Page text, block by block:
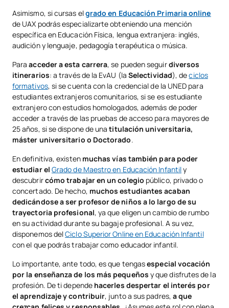
Asimismo, si cursas elgrado en Educación Primaria online
de UAX podrás especializarte obteniendo una mención
específica en Educación Física, lengua extranjera: inglés,
audición y lenguaje, pedagogía terapéutica o música.
Paraacceder a esta carrera, se pueden seguirdiversos
itinerarios: a través de la EvAU (la Selectividad), deciclos
formativos, si se cuenta con la credencial de la UNED para
estudiantes extranjeros comunitarios, si se es estudiante
extranjero con estudios homologados, además de poder
acceder a través de las pruebas de acceso para mayores de
25 años, si se dispone de unatitulación universitaria,
máster universitario o Doctorado.
En definitiva, existen muchas vías también para poder
estudiar el Grado de Maestro en Educación Infantily
descubrircómo trabajar en un colegio público, privado o
concertado. De hecho, muchos estudiantes acaban
dedicándose a ser profesor de niños a lo largo de su
trayectoria profesional, ya que eligen un cambio de rumbo
en su actividad durante su bagaje profesional. A su vez,
disponemos delCiclo Superior Online en Educación Infantil
con el que podrás trabajar como educador infantil.
Lo importante, ante todo, es que tengasespecial vocación
por la enseñanza de los más pequeños y que disfrutes de la
profesión. De ti depende hacerles despertar el interés por
el aprendizaje y contribuir, junto a sus padres, a que